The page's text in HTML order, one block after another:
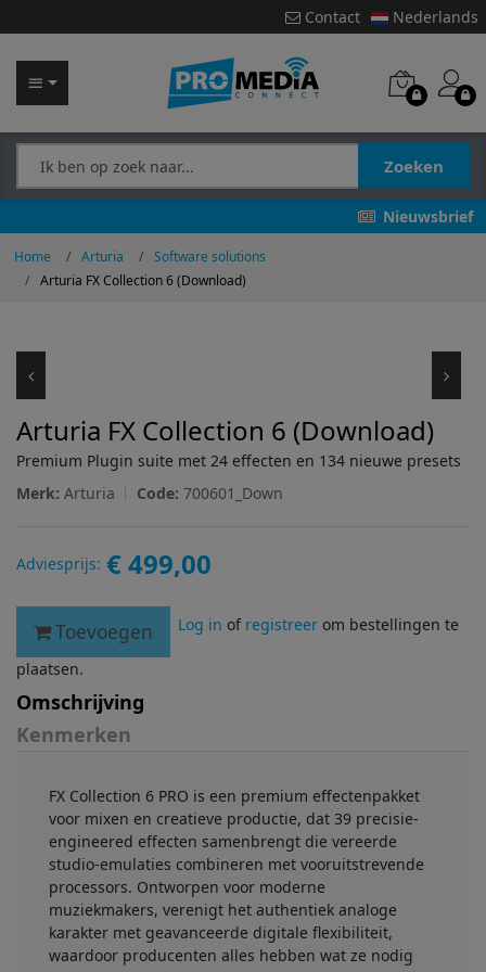
Contact Nederlands
Zoeken
Nieuwsbrief
Home Arturia
Software solutions
Arturia FX Collection 6 (Download)
Arturia FX Collection 6 (Download)
Premium Plugin suite met 24 effecten en 134 nieuwe presets
Merk: Arturia Code: 700601_Down
Adviesprijs: € 499,00
Toevoegen Log in of registreerom bestellingen te
plaatsen.
Omschrijving
Kenmerken
FX Collection 6 PRO is een premium effectenpakket
voor mixen en creatieve productie, dat 39 precisie-
engineered effecten samenbrengt die vereerde
studio-emulaties combineren met vooruitstrevende
processors. Ontworpen voor moderne
muziekmakers, verenigt het authentiek analoge
karakter met geavanceerde digitale flexibiliteit,
waardoor producenten alles hebben wat ze nodig